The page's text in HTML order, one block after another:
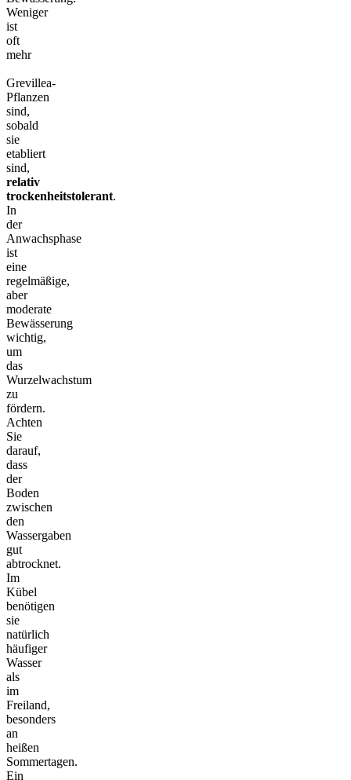
Weniger
ist
oft
mehr
Grevillea-
Pflanzen
sind,
sobald
sie
etabliert
sind,
relativ
trockenheitstolerant.
In
der
Anwachsphase
ist
eine
regelmäßige,
aber
moderate
Bewässerung
wichtig,
um
das
Wurzelwachstum
zu
fördern.
Achten
Sie
darauf,
dass
der
Boden
zwischen
den
Wassergaben
gut
abtrocknet.
Im
Kübel
benötigen
sie
natürlich
häufiger
Wasser
als
im
Freiland,
besonders
an
heißen
Sommertagen.
Ein